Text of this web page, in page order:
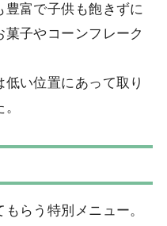
豊富で子供も飽きずに
子やコーンフレーク
い位置にあって取り
らう特別メニュー。